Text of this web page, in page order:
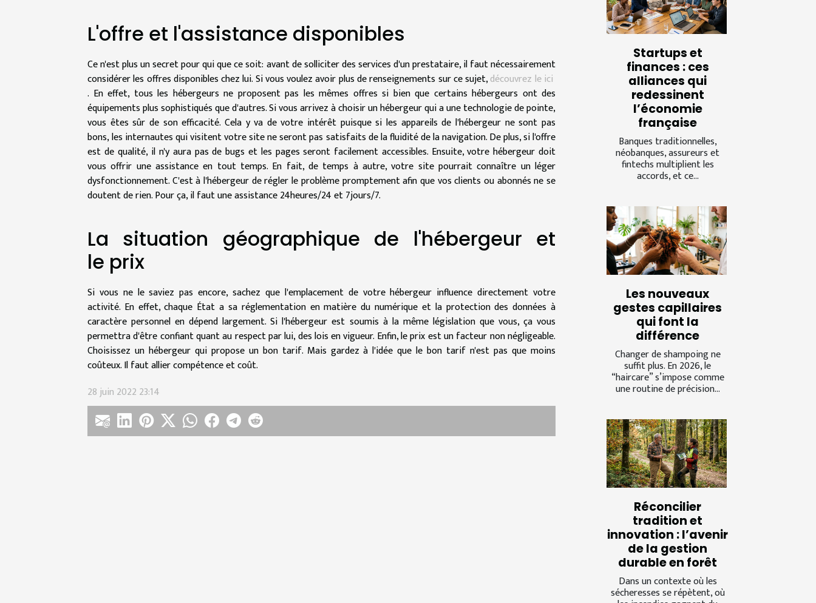
L'offre et l'assistance disponibles
Ce n'est plus un secret pour qui que ce soit: avant de solliciter des services d'un prestataire, il faut nécessairement
considérer les offres disponibles chez lui. Si vous voulez avoir plus de renseignements sur ce sujet,découvrez le ici
. En effet, tous les hébergeurs ne proposent pas les mêmes offres si bien que certains hébergeurs ont des
équipements plus sophistiqués que d'autres. Si vous arrivez à choisir un hébergeur qui a une technologie de pointe,
vous êtes sûr de son efficacité. Cela y va de votre intérêt puisque si les appareils de l'hébergeur ne sont pas
bons,les internautes qui visitent votre site ne seront pas satisfaits de la fluidité de la navigation. De plus,si l'offre
est de qualité, il n'y aura pas de bugs et les pages seront facilement accessibles. Ensuite, votre hébergeur doit
vous offrir une assistance en tout temps. En fait, de temps à autre, votre site pourrait connaître un léger
dysfonctionnement. C'est à l'hébergeur de régler le problème promptement afin que vos clients ou abonnés ne se
doutent de rien. Pour ça, il faut une assistance 24heures/24 et 7jours/7.
La situation géographique de l'hébergeur et
le prix
Si vous ne le saviez pas encore, sachez que l'emplacement de votre hébergeur influence directement votre
activité. En effet, chaque État a sa réglementation en matière du numérique et la protection des données à
caractère personnel en dépend largement. Si l'hébergeur est soumis à la même législationque vous, ça vous
permettra d'être confiant quant au respect par lui, des lois en vigueur. Enfin, le prix est un facteur non négligeable.
Choisissez un hébergeur qui propose un bon tarif. Mais gardez à l'idée que le bon tarif n'est pas que moins
coûteux. Il faut allier compétence et coût.
28 juin 2022 23:14
Startups et
finances : ces
alliances qui
redessinent
l’économie
française
Banques traditionnelles,
néobanques, assureurs et
fintechs multiplient les
accords, et ce...
Les nouveaux
gestes capillaires
qui font la
différence
Changer de shampoing ne
suffit plus. En 2026, le
“haircare” s’impose comme
une routine de précision...
Réconcilier
tradition et
innovation : l’avenir
de la gestion
durable en forêt
Dans un contexte où les
sécheresses se répètent, où